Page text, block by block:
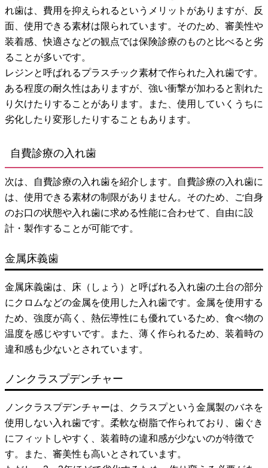
れ歯は、費用を抑えられるというメリットがありますが、反
面、使用できる素材は限られています。そのため、審美性や
装着感、快適さなどの観点では保険診療のものと比べると劣
ることが多いです。
レジンと呼ばれるプラスチック素材で作られた入れ歯です。
ある程度の耐久性はありますが、強い衝撃が加わると割れた
り欠けたりすることがあります。また、使用していくうちに
劣化したり変形したりすることもあります。
自費診療の入れ歯
次は、自費診療の入れ歯を紹介します。自費診療の入れ歯に
は、使用できる素材の制限がありません。そのため、ご自身
のお口の状態や入れ歯に求める性能に合わせて、自由に設
計・製作することが可能です。
金属床義歯
金属床義歯は、床（しょう）と呼ばれる入れ歯の土台の部分
にクロムなどの金属を使用した入れ歯です。金属を使用する
ため、強度が高く、熱伝導性にも優れているため、食べ物の
温度を感じやすいです。また、薄く作られるため、装着時の
違和感も少ないとされています。
ノンクラスプデンチャー
ノンクラスプデンチャーは、クラスプという金属製のバネを
使用しない入れ歯です。柔軟な樹脂で作られており、歯ぐき
にフィットしやすく、装着時の違和感が少ないのが特徴で
す。また、審美性も高いとされています。